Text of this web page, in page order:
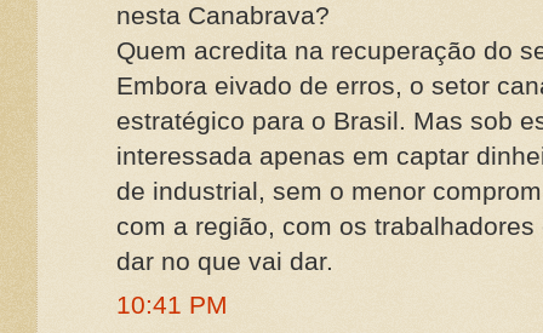
nesta Canabrava?
Quem acredita na recuperação do
Embora eivado de erros, o setor
estratégico para o Brasil. Mas sob
interessada apenas em captar
de industrial, sem o menor
com a região, com os
dar no que vai dar.
10:41 PM